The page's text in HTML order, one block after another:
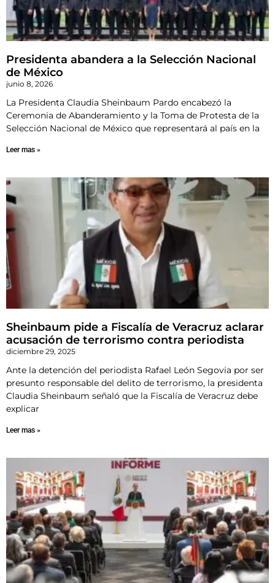
Presidenta abandera a la Selección Nacional
de México
junio 8, 2026
La Presidenta Claudia Sheinbaum Pardo encabezó la
Ceremonia de Abanderamiento y la Toma de Protesta de la
Selección Nacional de México que representará al país en la
Leer mas »
Sheinbaum pide a Fiscalía de Veracruz aclarar
acusación de terrorismo contra periodista
diciembre 29, 2025
Ante la detención del periodista Rafael León Segovia por ser
presunto responsable del delito de terrorismo, la presidenta
Claudia Sheinbaum señaló que la Fiscalía de Veracruz debe
explicar
Leer mas »